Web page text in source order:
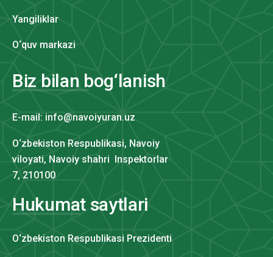
Yangiliklar
O‘quv markazi
Biz bilan bog‘lanish
E-mail: info@navoiyuran.uz
O‘zbekiston Respublikasi, Navoiy
viloyati, Navoiy shahri Inspektorlar
7, 210100
Hukumat saytlari
O‘zbekiston Respublikasi Prezidenti